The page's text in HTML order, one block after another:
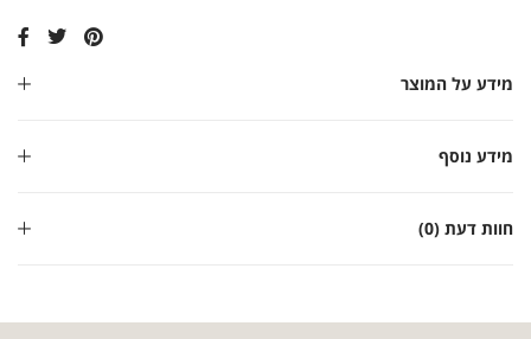
מידע על המוצר
מידע נוסף
חוות דעת (0)